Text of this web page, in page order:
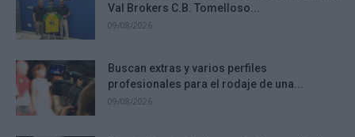
Val Brokers C.B. Tomelloso...
09/08/2026
Buscan extras y varios perfiles
profesionales para el rodaje de una...
09/08/2026